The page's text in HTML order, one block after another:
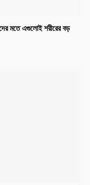
মতে এগুলোই শরীরের বড়